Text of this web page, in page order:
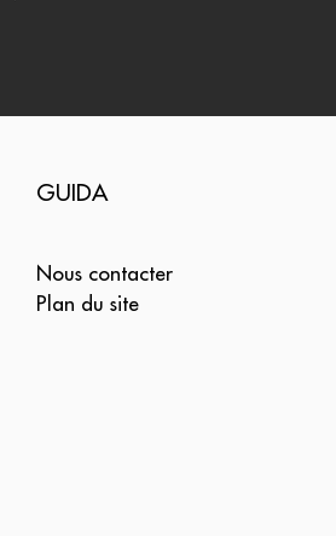
GUIDA
Nous contacter
Plan du site